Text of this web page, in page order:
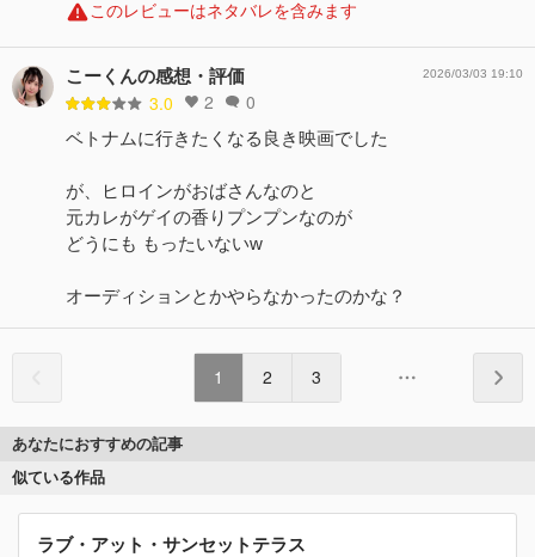
このレビューはネタバレを含みます
こーくんの感想・評価
3.0 2 0
2026/03/03 19:10
ベトナムに行きたくなる良き映画でした
が、ヒロインがおばさんなのと
元カレがゲイの香りプンプンなのが
どうにも もったいないw
オーディションとかやらなかったのかな？
1 2 3
あなたにおすすめの記事
似ている作品
ラブ・アット・サンセットテラス